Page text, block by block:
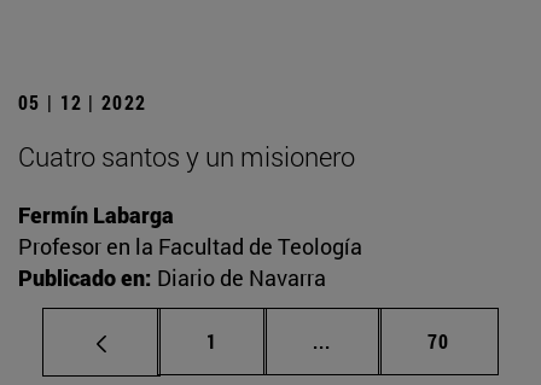
05 | 12 | 2022
Cuatro santos y un misionero
Fermín Labarga
Profesor en la Facultad de Teología
Publicado en: Diario de Navarra
Página
1 ... Páginas intermedias
Página
70